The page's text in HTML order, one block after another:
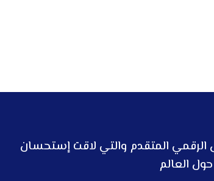
الرقمي المتقدم والتي لاقت إستحسان
العالم